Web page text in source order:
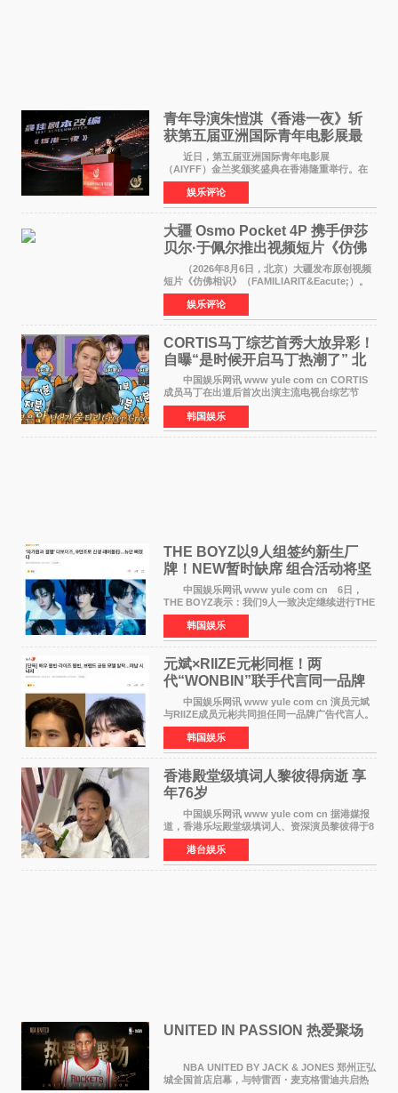
青年导演朱愷淇《香港一夜》斩
获第五届亚洲国际青年电影展最
佳剧本改编奖
近日，第五届亚洲国际青年电影展
（AIYFF）金兰奖颁奖盛典在香港隆重举行。在
这场汇聚数百位海内外电影人、文化界人士及媒
体代表的亚洲青年影视盛会上，香港本土电影
《香港一夜》（Dawn in Ho
娱乐评论
大疆 Osmo Pocket 4P 携手伊莎
贝尔·于佩尔推出视频短片《仿佛
相识》
（2026年8月6日，北京）大疆发布原创视频
短片《仿佛相识》（FAMILIARIT&Eacute;）。
视频短片由戛纳国际电影节最佳女演员伊莎贝尔·
于佩尔（Isabelle Huppert）主演，全程使用大
疆首款双主摄口
娱乐评论
CORTIS马丁综艺首秀大放异彩！
自曝“是时候开启马丁热潮了” 北
美巡演火热进行中
中国娱乐网讯 www yule com cn CORTIS
成员马丁在出道后首次出演主流电视台综艺节
目，展现了多才多艺的魅力。 马丁出演了5日
播出的MBC《Radio Star》Fashion与Passion
之间，I&lsquo;m
韩国娱乐
THE BOYZ以9人组签约新生厂
牌！NEW暂时缺席 组合活动将坚
定不移继续
中国娱乐网讯 www yule com cn 6日，
THE BOYZ表示：我们9人一致决定继续进行THE
BOYZ组合活动，并且已经完成了组合团体活动
签约。目前正在新生厂牌下进行活动准备。尚未
离开THE BOYZ原所
韩国娱乐
元斌×RIIZE元彬同框！两
代“WONBIN”联手代言同一品牌
颜值天花板合体
中国娱乐网讯 www yule com cn 演员元斌
与RIIZE成员元彬共同担任同一品牌广告代言人。
6日据独家报道，继演员元斌之后，RIIZE元彬最
近也被选为某在线中介平台A公司的共同广告代言
人，两人将作
韩国娱乐
香港殿堂级填词人黎彼得病逝 享
年76岁​
中国娱乐网讯 www yule com cn 据港媒报
道，香港乐坛殿堂级填词人、资深演员黎彼得于8
月5日上午因病离世，终年76岁。好友钟志光透
露，黎彼得今年3月中风后便卧床休养，身体机能
持续衰退，最
港台娱乐
UNITED IN PASSION 热爱聚场
NBA UNITED BY JACK & JONES 郑州正弘
城全国首店启幕，与特雷西・麦克格雷迪共启热